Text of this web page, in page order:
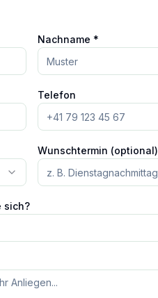
Nachname *
Telefon
Wunschtermin (optional)
sich?